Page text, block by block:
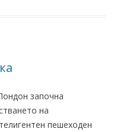
започна
на
пешеходен